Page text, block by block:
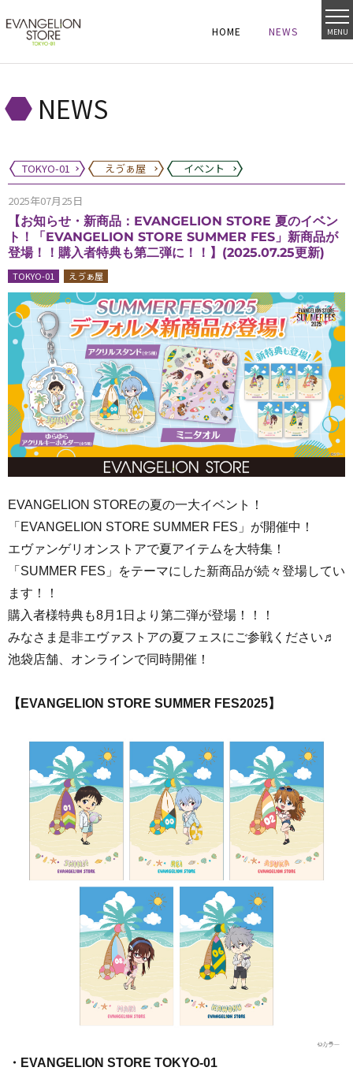
MENU
HOME
HOME NEWS
NEWS
NEWS
TOKYO-01 えゔぁ屋 イベント
2025年07月25日
【お知らせ・新商品：EVANGELION STORE 夏のイベン
ト！「EVANGELION STORE SUMMER FES」新商品が
登場！！購入者特典も第二弾に！！】(2025.07.25更新)
TOKYO-01 えゔぁ屋
EVANGELION STOREの夏の一大イベント！
「EVANGELION STORE SUMMER FES」が開催中！
エヴァンゲリオンストアで夏アイテムを大特集！
「SUMMER FES」をテーマにした新商品が続々登場してい
ます！！
購入者様特典も8月1日より第二弾が登場！！！
みなさま是非エヴァストアの夏フェスにご参戦ください♬
池袋店舗、オンラインで同時開催！
【EVANGELION STORE SUMMER FES2025】
・EVANGELION STORE TOKYO-01